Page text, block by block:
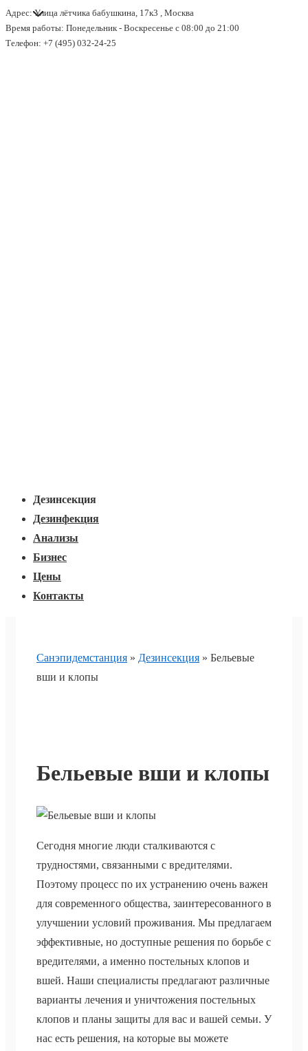
↓
Перейти
Адрес: Улица лётчика бабушкина, 17к3 , Москва
Время работы: Понедельник - Воскресенье с 08:00 до 21:00
Телефон: +7 (495) 032-24-25
навигацияДезинсекция
Дезинфекция
Анализы
Бизнес
Цены
Контакты
Санэпидемстанция » Дезинсекция » Бельевые
вши и клопы
Бельевые вши и клопы
Сегодня многие люди сталкиваются с
трудностями, связанными с вредителями.
Поэтому процесс по их устранению очень важен
для современного общества, заинтересованного в
улучшении условий проживания. Мы предлагаем
эффективные, но доступные решения по борьбе с
вредителями, а именно постельных клопов и
вшей. Наши специалисты предлагают различные
варианты лечения и уничтожения постельных
клопов и планы защиты для вас и вашей семьи. У
нас есть решения, на которые вы можете